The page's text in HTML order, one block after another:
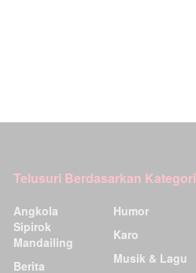
Telusuri Berdasarkan Kategori
Angkola
Sipirok
Mandailing
Berita
Humor
Karo
Musik & Lagu